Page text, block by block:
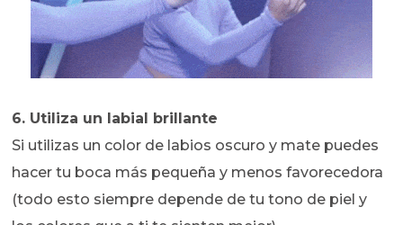
6. Utiliza un labial brillante
Si utilizas un color de labios oscuro y mate puedes
hacer tu boca más pequeña y menos favorecedora
(todo esto siempre depende de tu tono de piel y